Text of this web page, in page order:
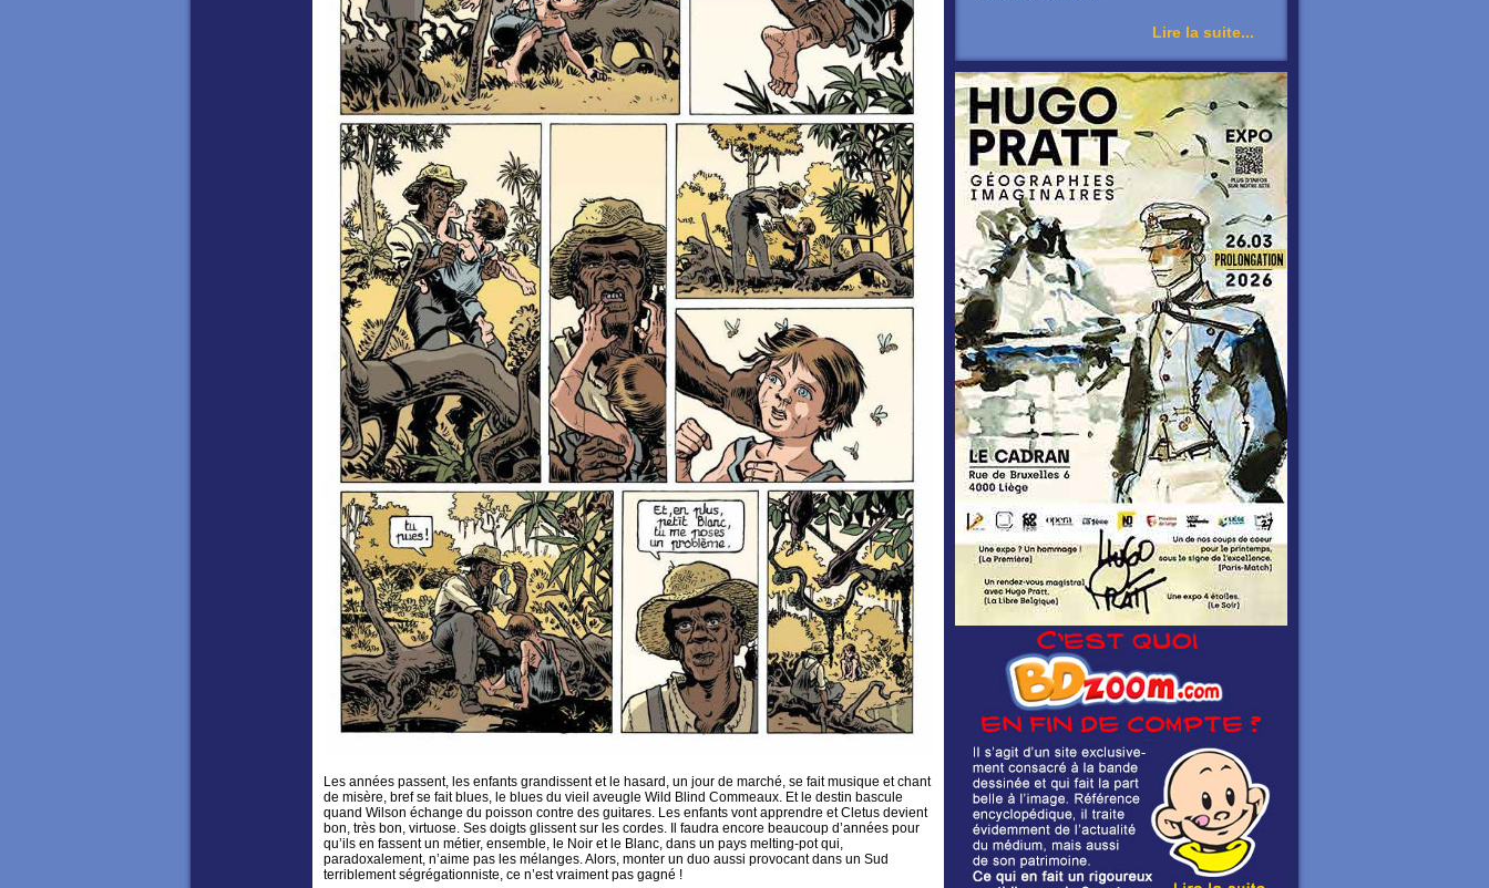
Lire la suite...
Les années passent, les enfants grandissent et le hasard, un jour de marché, se fait musique et chant
de misère, bref se fait blues, le blues du vieil aveugle Wild Blind Commeaux. Et le destin bascule
quand Wilson échange du poisson contre des guitares. Les enfants vont apprendre et Cletus devient
bon, très bon, virtuose. Ses doigts glissent sur les cordes. Il faudra encore beaucoup d’années pour
qu’ils en fassent un métier, ensemble, le Noir et le Blanc, dans un pays melting-pot qui,
paradoxalement, n’aime pas les mélanges. Alors, monter un duo aussi provocant dans un Sud
terriblement ségrégationniste, ce n’est vraiment pas gagné !